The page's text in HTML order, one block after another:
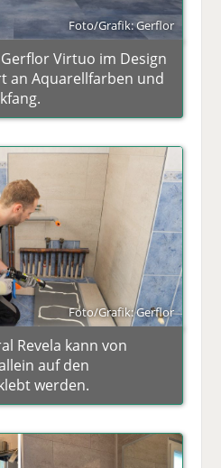
Foto/Grafik: Gerflor
Virtuo im Design
an Aquarellfarben und
Foto/Grafik: Gerflor
Revela kann von
auf den
werden.